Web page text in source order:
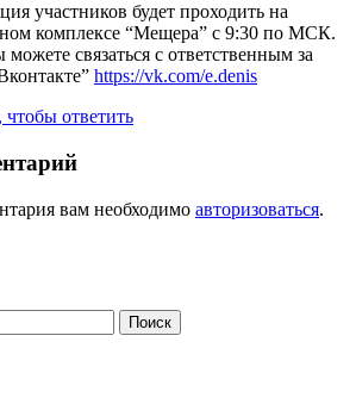
участников будет проходить на
комплексе “Мещера” с 9:30 по МСК.
связаться с ответственным за
https://vk.com/e.denis
ответить
вам необходимо авторизоваться.